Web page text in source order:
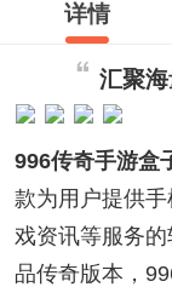
详情
汇聚
996传奇手游盒
款为用户提供
戏资讯等服务
品传奇版本，